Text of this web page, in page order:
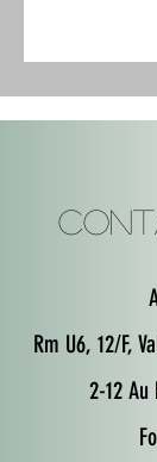
Rm U6, 12/F,
2-12 Au